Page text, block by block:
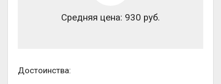
Средняя цена: 930 руб.
Достоинства: